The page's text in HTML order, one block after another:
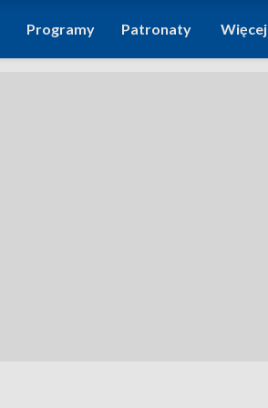
Programy Patronaty Więcej